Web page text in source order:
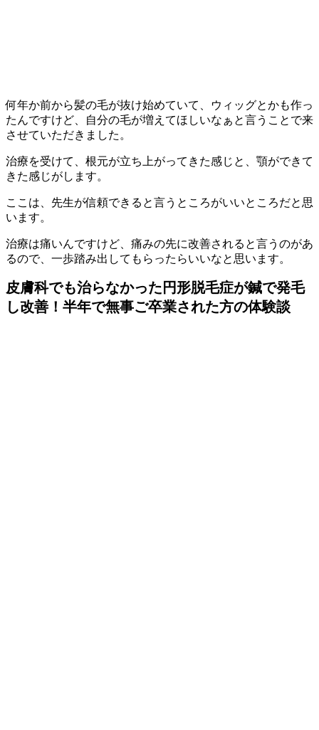
何年か前から髪の毛が抜け始めていて、ウィッグとかも作っ
たんですけど、自分の毛が増えてほしいなぁと言うことで来
させていただきました。
治療を受けて、根元が立ち上がってきた感じと、顎ができて
きた感じがします。
ここは、先生が信頼できると言うところがいいところだと思
います。
治療は痛いんですけど、痛みの先に改善されると言うのがあ
るので、一歩踏み出してもらったらいいなと思います。
皮膚科でも治らなかった円形脱毛症が鍼で発毛
し改善！半年で無事ご卒業された方の体験談